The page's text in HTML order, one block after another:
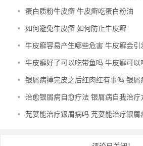
• 蛋白质粉牛皮癣 牛皮癣吃蛋白粉油
• 如何避免牛皮癣 如何防止牛皮癣
• 牛皮癣容易产生哪些危害 牛皮癣会引
• 牛皮癣好了可以吃带鱼吗 牛皮癣可以
• 银屑病掉完皮之后红肉红有事吗 银屑病皮
• 治愈银屑病自愈疗法 银屑病自我治疗
• 芫荽能治疗银屑病吗 芫荽能治疗银屑